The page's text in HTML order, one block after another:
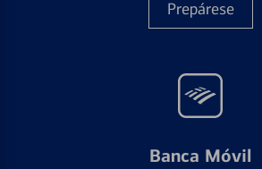
Prepárese
Banca Móvil